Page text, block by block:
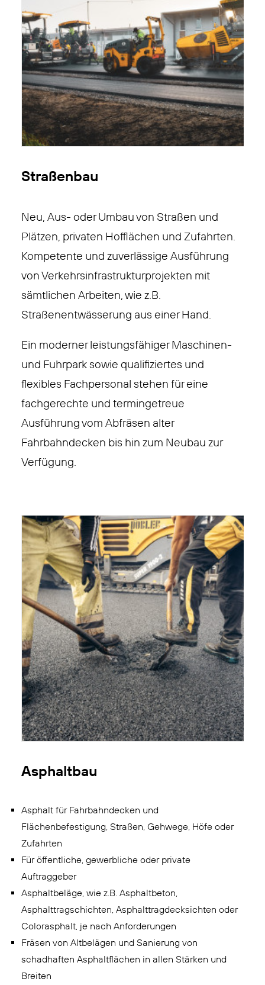
Straßenbau
Neu, Aus- oder Umbau von Straßen und
Plätzen, privaten Hofflächen und Zufahrten.
Kompetente und zuverlässige Ausführung
von Verkehrsinfrastrukturprojekten mit
sämtlichen Arbeiten, wie z.B.
Straßenentwässerung aus einer Hand.
Ein moderner leistungsfähiger Maschinen-
und Fuhrpark sowie qualifiziertes und
flexibles Fachpersonal stehen für eine
fachgerechte und termingetreue
Ausführung vom Abfräsen alter
Fahrbahndecken bis hin zum Neubau zur
Verfügung.
Asphaltbau
Asphalt für Fahrbahndecken und
Flächenbefestigung, Straßen, Gehwege, Höfe oder
Zufahrten
Für öffentliche, gewerbliche oder private
Auftraggeber
Asphaltbeläge, wie z.B. Asphaltbeton,
Asphalttragschichten, Asphalttragdecksichten oder
Colorasphalt, je nach Anforderungen
Fräsen von Altbelägen und Sanierung von
schadhaften Asphaltflächen in allen Stärken und
Breiten